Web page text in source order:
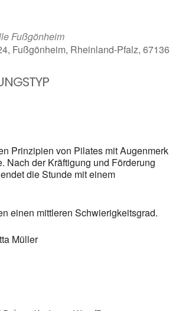
Fußgönheim
Fußgönheim, Rheinland-Pfalz, 67136
Prinzipien von Pilates mit Augenmerk
Nach der Kräftigung und Förderung
die Stunde mit einem
einen mittleren Schwierigkeitsgrad.
Müller